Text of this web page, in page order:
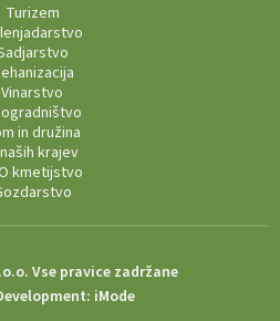
Turizem
Vinarstvo
in družina
krajev
kmetijstvo
Vse pravice zadržane
iMode